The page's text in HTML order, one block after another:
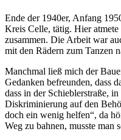
Ende der 1940er, Anfang
Kreis Celle, tätig. Hier
zusammen. Die Arbeit war
mit den Rädern zum Tanzen
Manchmal ließ mich der
Gedanken befreunden, dass
dass in der Schieblerstraße,
Diskriminierung auf den
doch ein wenig helfen , da
Weg zu bahnen, musste man